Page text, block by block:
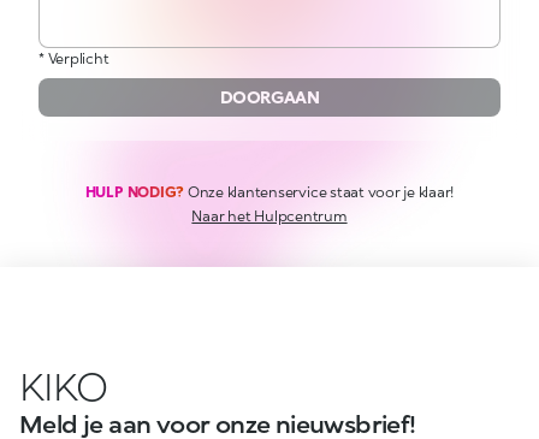
* Verplicht
DOORGAAN
HULP NODIG? Onze klantenservice staat voor je klaar!
Naar het Hulpcentrum
KIKO
Meld je aan voor onze nieuwsbrief!